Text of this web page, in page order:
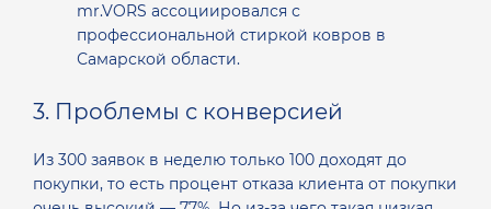
mr.VORS ассоциировался с
профессиональной стиркой ковров в
Самарской области.
3. Проблемы с конверсией
Из 300 заявок в неделю только 100 доходят до
покупки, то есть процент отказа клиента от покупки